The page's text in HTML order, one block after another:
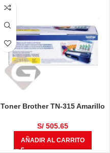
Toner Brother TN-315 Amarillo
S/505.65
AÑADIR AL CARRITO